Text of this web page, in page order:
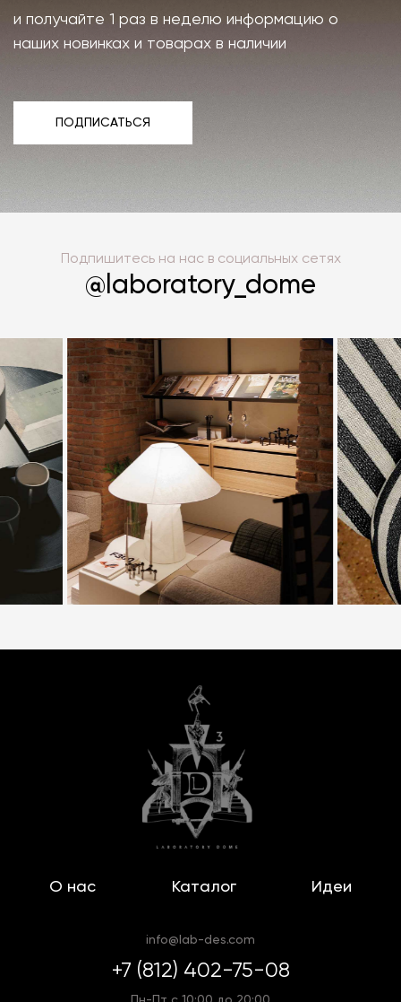
и получайте 1 раз в неделю информацию о
наших новинках и товарах в наличии
ПОДПИСАТЬСЯ
Подпишитесь на нас в социальных сетях
@laboratory_dome
О нас Каталог Идеи
info@lab-des.com
+7 (812) 402-75-08